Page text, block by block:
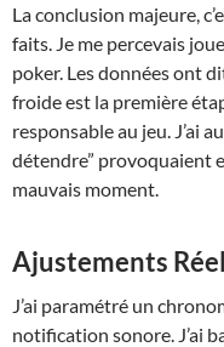
La conclusion majeure,
faits. Je me percevais
poker. Les données ont
froide est la première
responsable au jeu. J’ai
détendre” provoquaient
mauvais moment.
Ajustements
J’ai paramétré un
notification sonore. J’ai